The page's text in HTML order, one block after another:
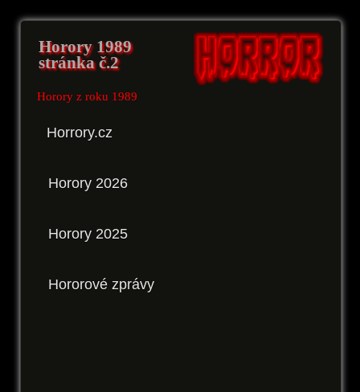
Horory 1989
stránka č.2
Horory z roku 1989
Horrory.cz
Horory 2026
Horory 2025
Hororové zprávy